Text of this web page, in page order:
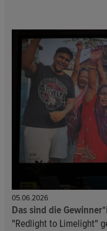
05.06.2026
Das sind die
"Redlight to Limelight"